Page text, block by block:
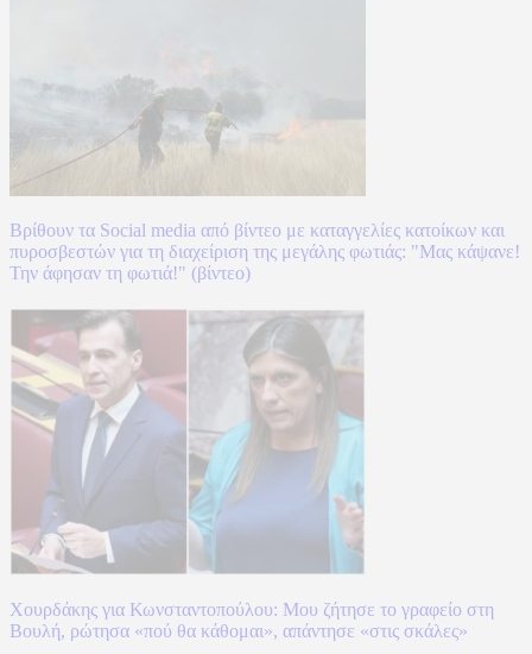
Βρίθουν τα Social media από βίντεο με καταγγελίες κατοίκων και
πυροσβεστών για τη διαχείριση της μεγάλης φωτιάς: "Μας κάψανε!
Την άφησαν τη φωτιά!" (βίντεο)
Χουρδάκης για Κωνσταντοπούλου: Μου ζήτησε το γραφείο στη
Βουλή, ρώτησα «πού θα κάθομαι», απάντησε «στις σκάλες»